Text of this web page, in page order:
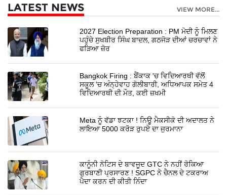
LATEST NEWS VIEW MORE...
2027 Election Preparation : PM ਮੋਦੀ ਨੂੰ ਮਿਲਣ
ਪਹੁੰਚੇ ਸੁਖਬੀਰ ਸਿੰਘ ਬਾਦਲ, ਗਠਜੋੜ ਦੀਆਂ ਚਰਚਾਵਾਂ ਨੇ
ਫੜਿਆ ਜ਼ੋਰ
Bangkok Firing : ਬੈਂਕਾਕ 'ਚ ਵਿਦਿਆਰਥੀ ਵੱਲੋਂ
ਸਕੂਲ 'ਚ ਅੰਨ੍ਹੇਵਾਹ ਗੋਲੀਬਾਰੀ, ਅਧਿਆਪਕ ਸਮੇਤ 4
ਵਿਦਿਆਰਥੀ ਦੀ ਮੌਤ, ਕਈ ਜ਼ਖਮੀ
Meta ਨੂੰ ਵੱਡਾ ਝਟਕਾ ! ਨਿਊ ਮੈਕਸੀਕੋ ਦੀ ਅਦਾਲਤ ਨੇ
ਲਾਇਆ 5000 ਕਰੋੜ ਰੁਪਏ ਦਾ ਜੁਰਮਾਨਾ
ਕਾਨੂੰਨੀ ਨੋਟਿਸ ਦੇ ਬਾਵਜੂਦ GTC ਨੇ ਨਹੀਂ ਰੋਕਿਆ
ਗੁਰਬਾਣੀ ਪ੍ਰਸਾਰਣ ! SGPC ਨੇ ਚੈਨਲ ਦੇ ਟਕਰਾਅ
ਪੈਦਾ ਕਰਨ ਦੀ ਕੀਤੀ ਨਿੰਦਾ